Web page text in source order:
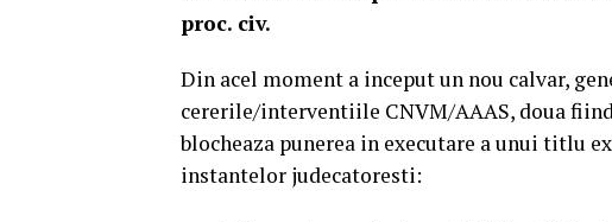
proc. civ.
Din acel moment a inceput un nou calvar,
cererile/interventiile CNVM/AAAS, doua
blocheaza punerea in executare a unui titlu
instantelor judecatoresti: